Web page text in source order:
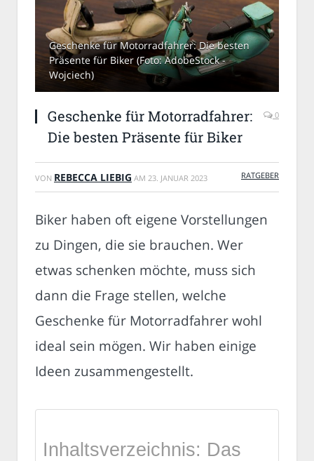
Geschenke für Motorradfahrer: Die besten
Präsente für Biker (Foto: AdobeStock -
Wojciech)
Geschenke für Motorradfahrer:
Die besten Präsente für Biker
0
VON REBECCA LIEBIG AM 23. JANUAR 2023 RATGEBER
Biker haben oft eigene Vorstellungen
zu Dingen, die sie brauchen. Wer
etwas schenken möchte, muss sich
dann die Frage stellen, welche
Geschenke für Motorradfahrer wohl
ideal sein mögen. Wir haben einige
Ideen zusammengestellt.
Inhaltsverzeichnis: Das